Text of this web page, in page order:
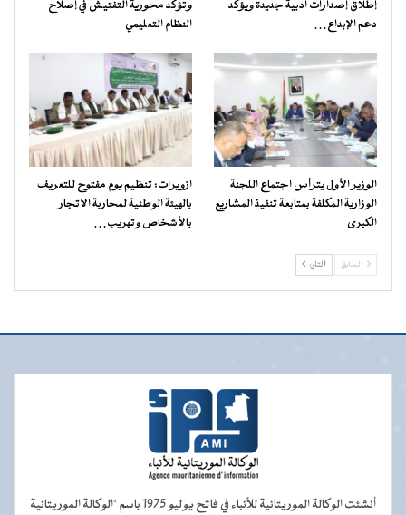
إطلاق إصدارات أدبية جديدة ويؤكد
دعم الإبداع…
وتؤكد محورية التفتيش في إصلاح
النظام التعليمي
الوزير الأول يترأس اجتماع اللجنة
الوزارية المكلفة بمتابعة تنفيذ المشاريع
الكبرى
ازويرات: تنظيم يوم مفتوح للتعريف
بالهيئة الوطنية لمحاربة الاتجار
بالأشخاص وتهريب…
السابق التالي
أنشئت الوكالة الموريتانية للأنباء في فاتح يوليو 1975 باسم "الوكالة الموريتانية